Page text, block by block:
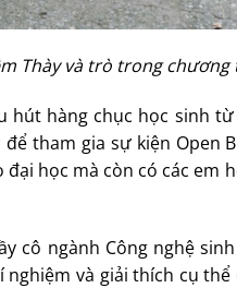
Thày và trò trong chương
hàng chục học sinh
tham gia sự kiện Open
học mà còn có các em
cô ngành Công nghệ
và giải thích cụ